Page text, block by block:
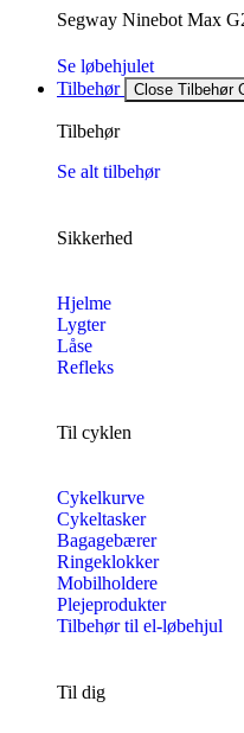
Segway Ninebot Max
Se løbehjulet
Tilbehør
Close Tilbehør
Tilbehør
Se alt tilbehør
Sikkerhed
Hjelme
Lygter
Låse
Refleks
Til cyklen
Cykelkurve
Cykeltasker
Bagagebærer
Ringeklokker
Mobilholdere
Plejeprodukter
Tilbehør til el-løbehjul
Til dig